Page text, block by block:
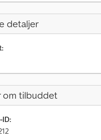
detaljer
om tilbuddet